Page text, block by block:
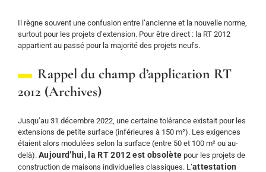
Il règne souvent une confusion entre l’ancienne et la nouvelle norme,
surtout pour les projets d’extension. Pour être direct : la RT 2012
appartient au passé pour la majorité des projets neufs.
Rappel du champ d’application RT
2012 (Archives)
Jusqu’au 31 décembre 2022, une certaine tolérance existait pour les
extensions de petite surface (inférieures à 150 m²). Les exigences
étaient alors modulées selon la surface (entre 50 et 100 m² ou au-
delà). Aujourd’hui, la RT 2012 est obsolète pour les projets de
construction de maisons individuelles classiques. L’attestation